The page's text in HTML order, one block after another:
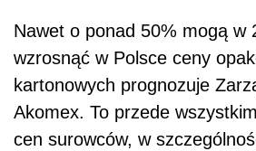
Nawet o ponad 50% mogą w
wzrosnąć w Polsce ceny
kartonowych prognozuje
Akomex. To przede
cen surowców, w